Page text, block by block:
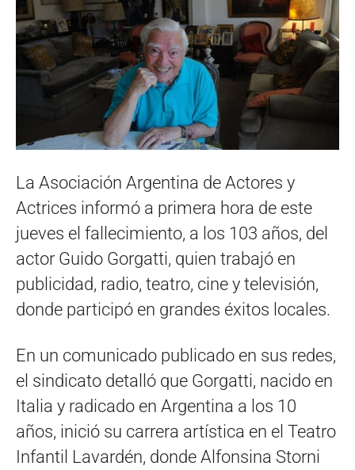
La Asociación Argentina de Actores y
Actrices informó a primera hora de este
jueves el fallecimiento, a los 103 años, del
actor Guido Gorgatti, quien trabajó en
publicidad, radio, teatro, cine y televisión,
donde participó en grandes éxitos locales.
En un comunicado publicado en sus redes,
el sindicato detalló que Gorgatti, nacido en
Italia y radicado en Argentina a los 10
años, inició su carrera artística en el Teatro
Infantil Lavardén, donde Alfonsina Storni